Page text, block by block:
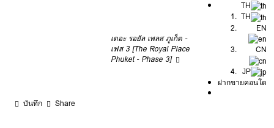
เดอะ รอยัล เพลส ภูเก็ต -
เฟส 3 [The Royal Place
Phuket - Phase 3]
TH
TH
EN
CN
JP
ฝากขายคอนโด
บันทึก
Share